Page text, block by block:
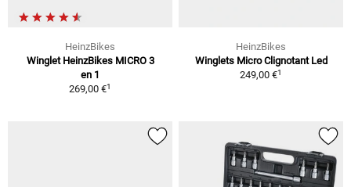
HeinzBikes
Winglet HeinzBikes MICRO 3
en 1
269,00 €1
HeinzBikes
Winglets Micro Clignotant Led
249,00 €1